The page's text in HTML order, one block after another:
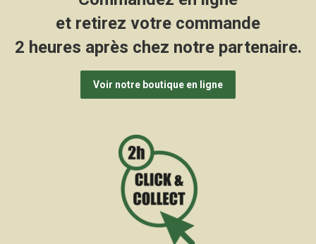
et retirez votre commande
2 heures après chez notre partenaire.
Voir notre boutique en ligne